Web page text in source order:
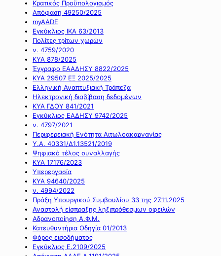
Κρατικός Προϋπολογισμός
Απόφαση 49250/2025
myAADE
Εγκύκλιος ΙΚΑ 63/2013
Πολίτες τρίτων χωρών
ν. 4759/2020
ΚΥΑ 878/2025
Έγγραφο ΕΑΑΔΗΣΥ 8822/2025
ΚΥΑ 29507 ΕΞ 2025/2025
Ελληνική Αναπτυξιακή Τράπεζα
Ηλεκτρονική διαβίβαση δεδομένων
ΚΥΑ ΓΔΟΥ 841/2021
Εγκύκλιος ΕΑΔΗΣΥ 9742/2025
ν. 4797/2021
Περιφερειακή Ενότητα Αιτωλοακαρνανίας
Υ.Α. 40331/Δ1.13521/2019
Ψηφιακό τέλος συναλλαγής
ΚΥΑ 17176/2023
Υπερεργασία
ΚΥΑ 94640/2025
ν. 4994/2022
Πράξη Υπουργικού Συμβουλίου 33 της 27.11.2025
Αναστολή είσπραξης ληξιπρόθεσμων οφειλών
Αδρανοποίηση Α.Φ.Μ.
Κατευθυντήρια Οδηγία 01/2013
Φόρος εισοδήματος
Εγκύκλιος Ε.2109/2025